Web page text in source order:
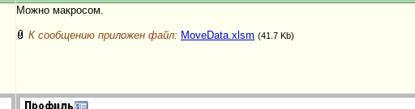
Можно макросом.
К сообщению приложен файл: MoveData.xlsm (41.7 Kb)